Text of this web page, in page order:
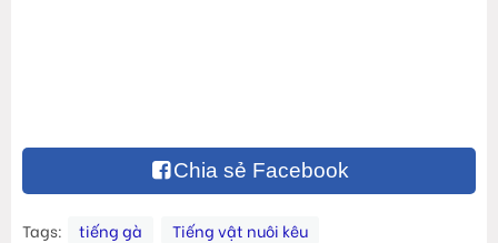
Chia sẻ Facebook
Tags: tiếng gà Tiếng vật nuôi kêu